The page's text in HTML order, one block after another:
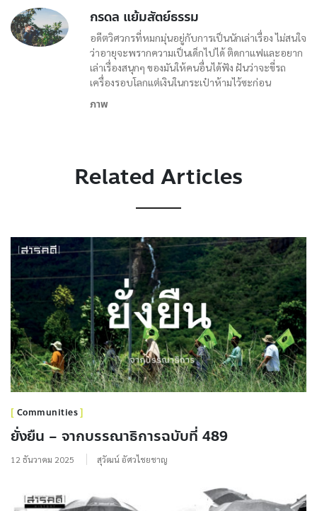
กรดล แย้มสัตย์ธรรม
อดีตวิศวกรที่หมกมุ่นอยู่กับการเป็นนักเล่าเรื่อง ไม่สนใจ
ว่าอายุจะพรากความเป็นเด็กไปได้ ติดกาแฟและอยาก
เล่าเรื่องสนุกๆ ของมันให้คนอื่นได้ฟัง ฝันว่าจะขี่รถ
เครื่องรอบโลกแต่เงินในกระเป๋าห้ามไว้ซะก่อน
ภาพ
Related Articles
Communities
ยั่งยืน – จากบรรณาธิการฉบับที่ 489
12 ธันวาคม 2025 สุวัฒน์ อัศวไชยชาญ